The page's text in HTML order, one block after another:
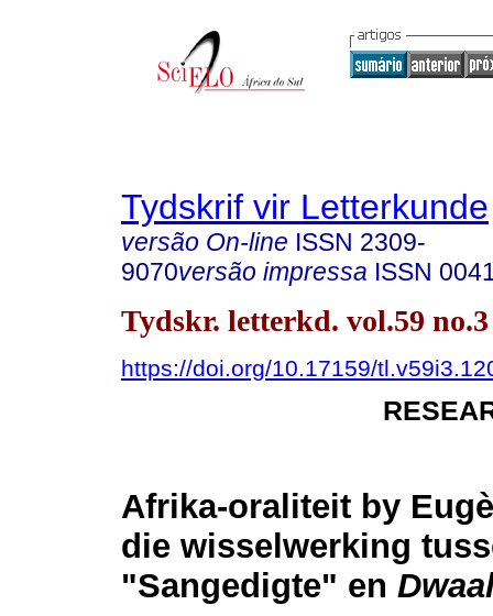
Tydskrif vir Letterkunde
versão On-line ISSN 2309-
9070versão impressa ISSN
Tydskr. letterkd. vol.59
https://doi.org/10.17159/
Afrika-oraliteit by
die wisselwerking
"Sangedigte" en